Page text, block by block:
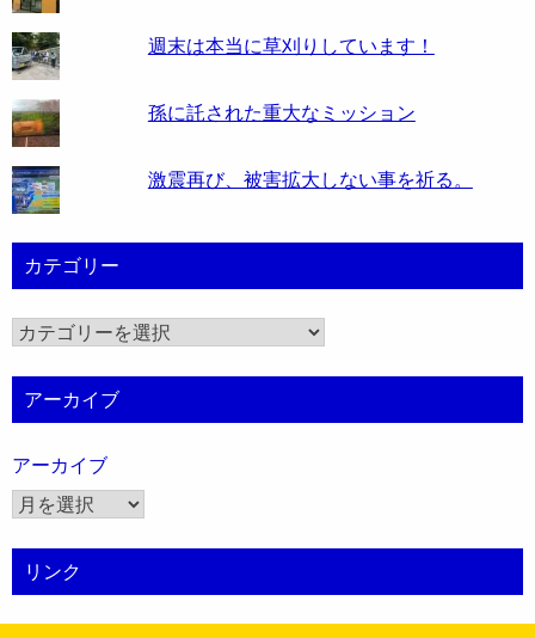
週末は本当に草刈りしています！
孫に託された重大なミッション
激震再び、被害拡大しない事を祈る。
カテゴリー
カ
アーカイブ
アーカイブ
リンク